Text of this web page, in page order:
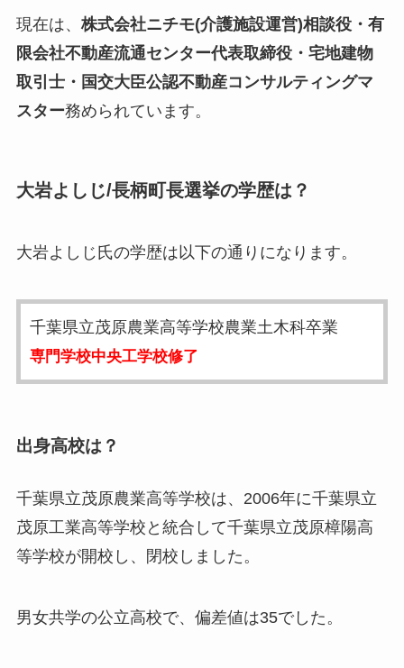
現在は、 株式会社ニチモ(介護施設運営)相談役・有
限会社不動産流通センター代表取締役・宅地建物
取引士・国交大臣公認不動産コンサルティングマ
スター務められています。
大岩よしじ/長柄町長選挙の学歴は？
大岩よしじ氏の学歴は以下の通りになります。
千葉県立茂原農業高等学校農業土木科卒業
専門学校中央工学校修了
出身高校は？
千葉県立茂原農業高等学校は、2006年に千葉県立
茂原工業高等学校と統合して千葉県立茂原樟陽高
等学校が開校し、閉校しました。
男女共学の公立高校で、偏差値は35でした。